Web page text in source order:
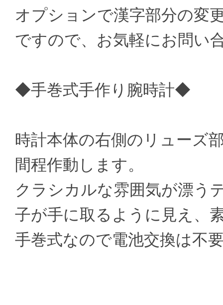
オプションで漢字部分の変
ですので、お気軽にお問い
◆手巻式手作り腕時計◆
時計本体の右側のリューズ
間程作動します。
クラシカルな雰囲気が漂う
子が手に取るように見え、
手巻式なので電池交換は不